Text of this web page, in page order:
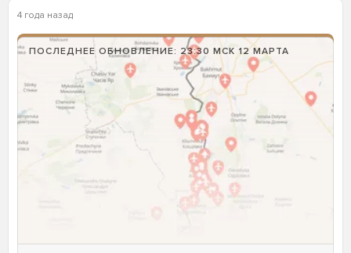
4 года назад
ПОСЛЕДНЕЕ ОБНОВЛЕНИЕ: 23:30 МСК 12 МАРТА